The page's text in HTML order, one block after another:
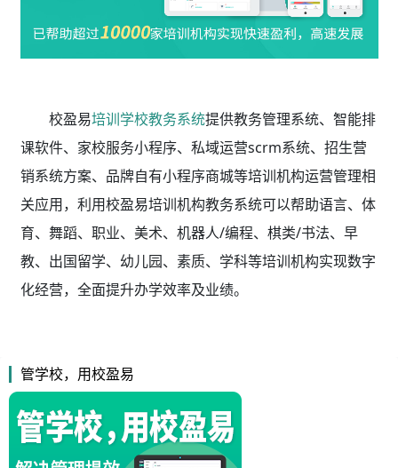
校盈易培训学校教务系统提供教务管理系统、智能排
课软件、家校服务小程序、私域运营scrm系统、招生营
销系统方案、品牌自有小程序商城等培训机构运营管理相
关应用，利用校盈易培训机构教务系统可以帮助语言、体
育、舞蹈、职业、美术、机器人/编程、棋类/书法、早
教、出国留学、幼儿园、素质、学科等培训机构实现数字
化经营，全面提升办学效率及业绩。
管学校，用校盈易